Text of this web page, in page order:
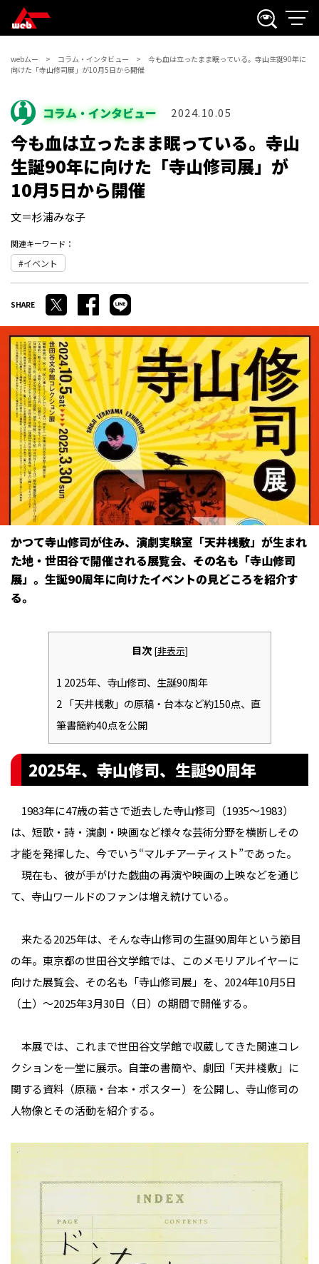
webムー コラム・インタビュー
今も血は立ったまま眠っている。寺山生誕90年に
向けた「寺山修司展」が10月5日から開催
コラム・インタビュー 2024.10.05
今も血は立ったまま眠っている。寺山
生誕90年に向けた「寺山修司展」が
10月5日から開催
文＝杉浦みな子
関連キーワード：
イベント
かつて寺山修司が住み、演劇実験室「天井桟敷」が生まれ
た地・世田谷で開催される展覧会、その名も「寺山修司
展」。生誕90周年に向けたイベントの見どころを紹介す
る。
目次 [非表示]
1 2025年、寺山修司、生誕90周年
2「天井桟敷」の原稿・台本など約150点、直
筆書簡約40点を公開
2025年、寺山修司、生誕90周年
1983年に47歳の若さで逝去した寺山修司（1935～1983）
は、短歌・詩・演劇・映画など様々な芸術分野を横断しその
才能を発揮した、今でいう“マルチアーティスト”であった。
現在も、彼が手がけた戯曲の再演や映画の上映などを通じ
て、寺山ワールドのファンは増え続けている。
来たる2025年は、そんな寺山修司の生誕90周年という節目
の年。東京都の世田谷文学館では、このメモリアルイヤーに
向けた展覧会、その名も「寺山修司展」を、2024年10月5日
（土）〜2025年3月30日（日）の期間で開催する。
本展では、これまで世田谷文学館で収蔵してきた関連コレ
クションを一堂に展示。自筆の書簡や、劇団「天井棧敷」に
関する資料（原稿・台本・ポスター）を公開し、寺山修司の
人物像とその活動を紹介する。